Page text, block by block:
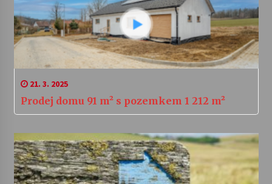
21. 3. 2025
Prodej domu 91 m² s pozemkem 1 212 m²